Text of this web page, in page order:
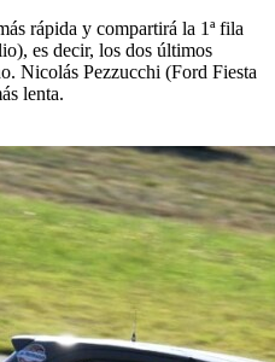
rápida y compartirá la 1ª fila
es decir, los dos últimos
Nicolás Pezzucchi (Ford Fiesta
lenta.